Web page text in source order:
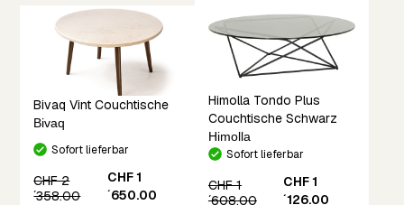
Bivaq Vint Couchtische
Bivaq
Sofort lieferbar
CHF 2
´358.00
CHF 1
´650.00
Himolla Tondo Plus
Couchtische Schwarz
Himolla
Sofort lieferbar
CHF 1
´608.00
CHF 1
´126.00